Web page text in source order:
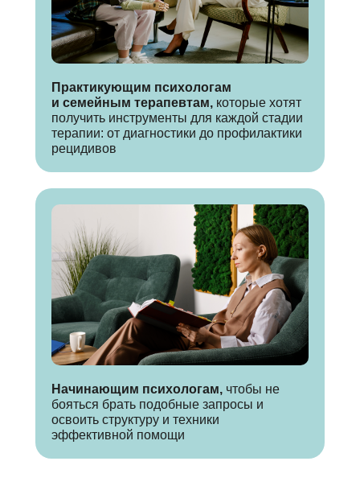
Практикующим психологам
и семейным терапевтам, которые хотят
получить инструменты для каждой стадии
терапии: от диагностики до профилактики
рецидивов
Начинающим психологам, чтобы не
бояться брать подобные запросы и
освоить структуру и техники
эффективной помощи